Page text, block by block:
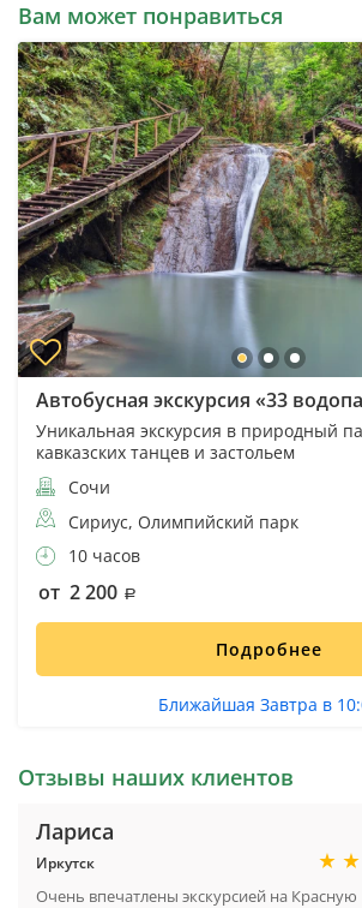
Вам может понравиться
Автобусная экскурсия «33
Уникальная экскурсия в природный
кавказских танцев и застольем
Сочи
Сириус, Олимпийский парк
10 часов
от 2 200
Подробнее
Ближайшая Завтра в
Отзывы наших клиентов
Лариса
Иркутск
Очень впечатлены экскурсией на Красную